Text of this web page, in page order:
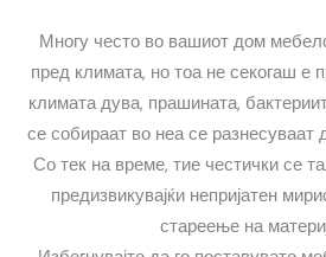
Многу често во вашиот дом
пред климата, но тоа не секогаш е
климата дува, прашината,
се собираат во неа се разнесуваат
Со тек на време, тие честички се
предизвикувајќи непријатен
стареење на